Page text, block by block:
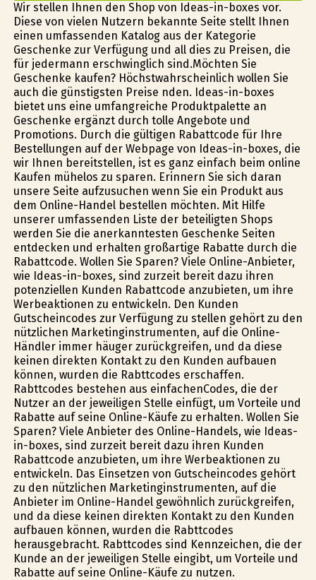
Wir stellen Ihnen den Shop von Ideas-in-boxes vor.
Diese von vielen Nutzern bekannte Seite stellt Ihnen
einen umfassenden Katalog aus der Kategorie
Geschenke zur Verfügung und all dies zu Preisen, die
für jedermann erschwinglich sind.Möchten Sie
Geschenke kaufen? Höchstwahrscheinlich wollen Sie
auch die günstigsten Preise finden. Ideas-in-boxes
bietet uns eine umfangreiche Produktpalette an
Geschenke ergänzt durch tolle Angebote und
Promotions. Durch die gültigen Rabattcode für Ihre
Bestellungen auf der Webpage von Ideas-in-boxes, die
wir Ihnen bereitstellen, ist es ganz einfach beim online
Kaufen mühelos zu sparen. Erinnern Sie sich daran
unsere Seite aufzusuchen wenn Sie ein Produkt aus
dem Online-Handel bestellen möchten. Mit Hilfe
unserer umfassenden Liste der beteiligten Shops
werden Sie die anerkanntesten Geschenke Seiten
entdecken und erhalten großartige Rabatte durch die
Rabattcode. Wollen Sie Sparen? Viele Online-Anbieter,
wie Ideas-in-boxes, sind zurzeit bereit dazu ihren
potenziellen Kunden Rabattcode anzubieten, um ihre
Werbeaktionen zu entwickeln. Den Kunden
Gutscheincodes zur Verfügung zu stellen gehört zu den
nützlichen Marketinginstrumenten, auf die Online-
Händler immer häufiger zurückgreifen, und da diese
keinen direkten Kontakt zu den Kunden aufbauen
können, wurden die Rabttcodes erschaffen.
Rabttcodes bestehen aus einfachenCodes, die der
Nutzer an der jeweiligen Stelle einfügt, um Vorteile und
Rabatte auf seine Online-Käufe zu erhalten. Wollen Sie
Sparen? Viele Anbieter des Online-Handels, wie Ideas-
in-boxes, sind zurzeit bereit dazu ihren Kunden
Rabattcode anzubieten, um ihre Werbeaktionen zu
entwickeln. Das Einsetzen von Gutscheincodes gehört
zu den nützlichen Marketinginstrumenten, auf die
Anbieter im Online-Handel gewöhnlich zurückgreifen,
und da diese keinen direkten Kontakt zu den Kunden
aufbauen können, wurden die Rabttcodes
herausgebracht. Rabttcodes sind Kennzeichen, die der
Kunde an der jeweiligen Stelle eingibt, um Vorteile und
Rabatte auf seine Online-Käufe zu nutzen.